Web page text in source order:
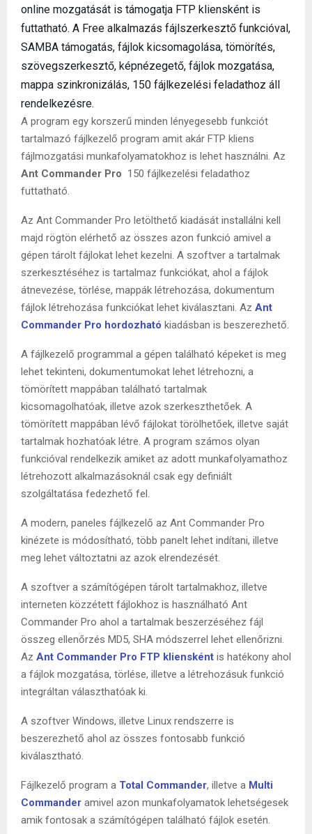
online mozgatását is támogatja FTP kliensként is
futtatható. A Free alkalmazás fájlszerkesztő funkcióval,
SAMBA támogatás, fájlok kicsomagolása, tömörítés,
szövegszerkesztő, képnézegető, fájlok mozgatása,
mappa szinkronizálás, 150 fájlkezelési feladathoz áll
rendelkezésre.
A program egy korszerű minden lényegesebb funkciót
tartalmazó fájlkezelő program amit akár FTP kliens
fájlmozgatási munkafolyamatokhoz is lehet használni. Az
Ant Commander Pro 150 fájlkezelési feladathoz
futtatható.
Az Ant Commander Pro letölthető kiadását installálni kell
majd rögtön elérhető az összes azon funkció amivel a
gépen tárolt fájlokat lehet kezelni. A szoftver a tartalmak
szerkesztéséhez is tartalmaz funkciókat, ahol a fájlok
átnevezése, törlése, mappák létrehozása, dokumentum
fájlok létrehozása funkciókat lehet kiválasztani. Az Ant
Commander Pro hordozható kiadásban is beszerezhető.
A fájlkezelő programmal a gépen található képeket is meg
lehet tekinteni, dokumentumokat lehet létrehozni, a
tömörített mappában található tartalmak
kicsomagolhatóak, illetve azok szerkeszthetőek. A
tömörített mappában lévő fájlokat törölhetőek, illetve saját
tartalmak hozhatóak létre. A program számos olyan
funkcióval rendelkezik amiket az adott munkafolyamathoz
létrehozott alkalmazásoknál csak egy definiált
szolgáltatása fedezhető fel.
A modern, paneles fájlkezelő az Ant Commander Pro
kinézete is módosítható, több panelt lehet indítani, illetve
meg lehet változtatni az azok elrendezését.
A szoftver a számítógépen tárolt tartalmakhoz, illetve
interneten közzétett fájlokhoz is használható Ant
Commander Pro ahol a tartalmak beszerzéséhez fájl
összeg ellenőrzés MD5, SHA módszerrel lehet ellenőrizni.
Az Ant Commander Pro FTP kliensként is hatékony ahol
a fájlok mozgatása, törlése, illetve a létrehozásuk funkció
integráltan választhatóak ki.
A szoftver Windows, illetve Linux rendszerre is
beszerezhető ahol az összes fontosabb funkció
kiválasztható.
Fájlkezelő program a Total Commander, illetve a Multi
Commander amivel azon munkafolyamatok lehetségesek
amik fontosak a számítógépen található fájlok esetén.